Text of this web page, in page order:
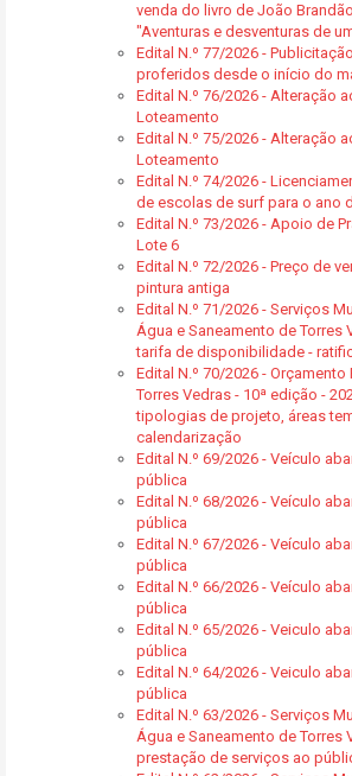
venda do livro de João
"Aventuras e desventuras de
Edital N.º 77/2026 -
proferidos desde o início do
Edital N.º 76/2026 - Alteração
Loteamento
Edital N.º 75/2026 - Alteração
Loteamento
Edital N.º 74/2026 -
de escolas de surf para o ano
Edital N.º 73/2026 - Apoio de
Lote 6
Edital N.º 72/2026 - Preço de
pintura antiga
Edital N.º 71/2026 - Serviços
Água e Saneamento de Torres
tarifa de disponibilidade -
Edital N.º 70/2026 -
Torres Vedras - 10ª edição -
tipologias de projeto, áreas
calendarização
Edital N.º 69/2026 - Veículo
pública
Edital N.º 68/2026 - Veículo
pública
Edital N.º 67/2026 - Veículo
pública
Edital N.º 66/2026 - Veículo
pública
Edital N.º 65/2026 - Veiculo
pública
Edital N.º 64/2026 - Veiculo
pública
Edital N.º 63/2026 - Serviços
Água e Saneamento de Torres
prestação de serviços ao